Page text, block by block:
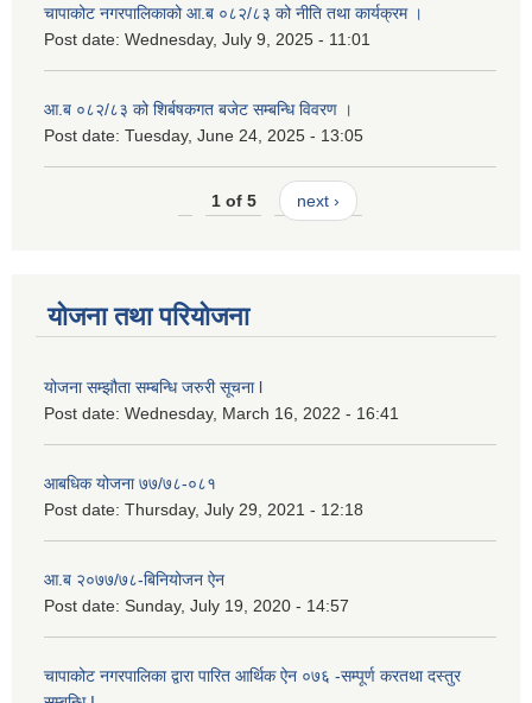
चापाकोट नगरपालिकाको आ.ब ०८२/८३ को नीति तथा कार्यक्रम ।
Post date: Wednesday, July 9, 2025 - 11:01
आ.ब ०८२/८३ को शिर्बषकगत बजेट सम्बन्धि विवरण ।
Post date: Tuesday, June 24, 2025 - 13:05
1 of 5 next ›
योजना तथा परियोजना
योजना सम्झौता सम्बन्धि जरुरी सूचना l
Post date: Wednesday, March 16, 2022 - 16:41
आबधिक योजना ७७/७८-०८१
Post date: Thursday, July 29, 2021 - 12:18
आ.ब २०७७/७८-बिनियोजन ऐन
Post date: Sunday, July 19, 2020 - 14:57
चापाकोट नगरपालिका द्वारा पारित आर्थिक ऐन ०७६ -सम्पूर्ण करतथा दस्तुर